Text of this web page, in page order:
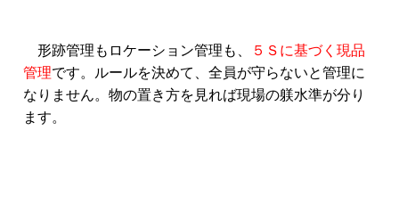
形跡管理もロケーション管理も、
５Ｓに基づく現品
管理です。ルールを決めて、全員が守らないと管理に
なりません。物の置き方を見れば現場の躾水準が分り
ます。